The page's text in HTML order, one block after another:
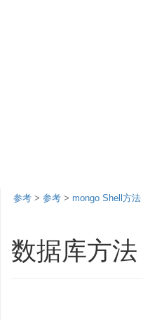
参考 > 参考 > mongo Shell方法
数据库方法